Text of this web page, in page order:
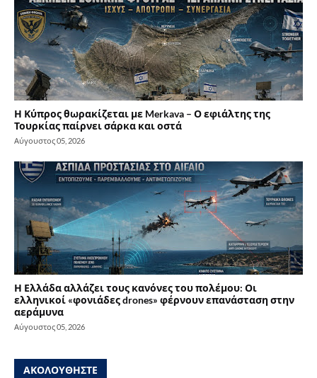
Η Κύπρος θωρακίζεται με Merkava – Ο εφιάλτης της
Τουρκίας παίρνει σάρκα και οστά
Αύγουστος 05, 2026
Η Ελλάδα αλλάζει τους κανόνες του πολέμου: Οι
ελληνικοί «φονιάδες drones» φέρνουν επανάσταση στην
αεράμυνα
Αύγουστος 05, 2026
ΑΚΟΛΟΥΘΗΣΤΕ